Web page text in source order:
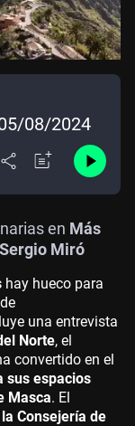
08/2024
en Más
Sergio Miró
hay hueco para
una entrevista
Norte, el
convertido en el
sus espacios
Masca. El
Consejería de